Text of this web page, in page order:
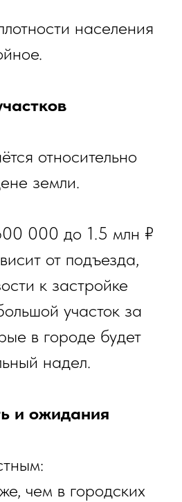
населения
относительно
земли.
000 до 1.5 млн ₽
от подъезда,
к застройке
участок за
в городе будет
надел.
и ожидания
чем в городских